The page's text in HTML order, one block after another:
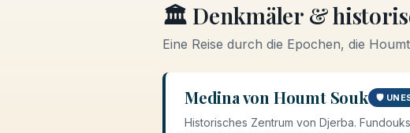
🏛️ Denkmäler &
Eine Reise durch die Epochen, die
Medina von Houmt Souk 🛡️
Historisches Zentrum von Djerba.